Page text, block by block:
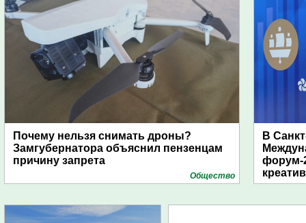
Почему нельзя снимать дроны?
Замгубернатора объяснил пензенцам
причину запрета
Общество
В
форум-